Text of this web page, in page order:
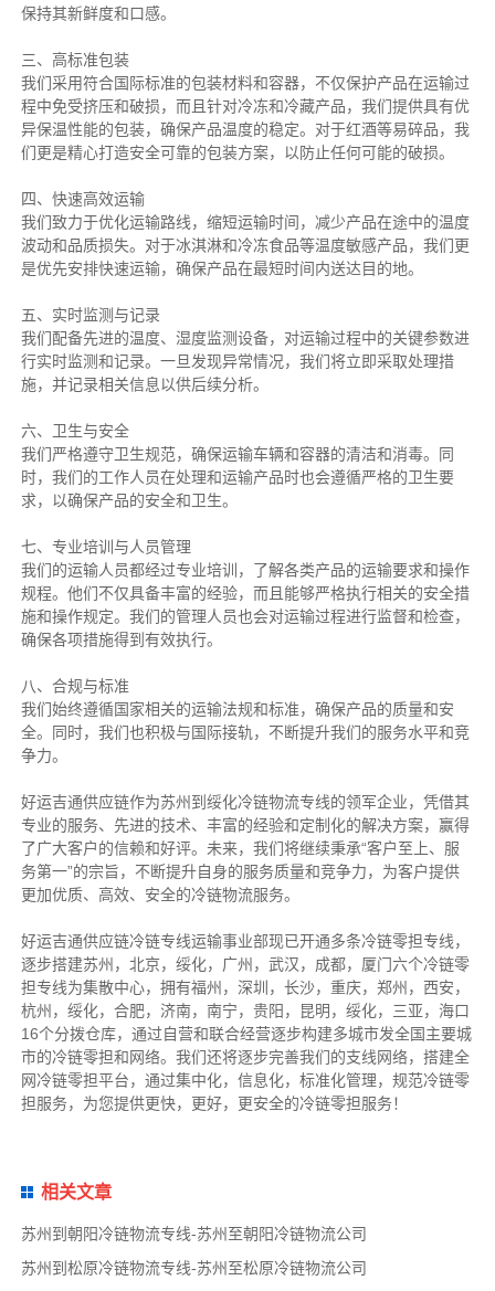
保持其新鲜度和口感。
三、高标准包装
我们采用符合国际标准的包装材料和容器，不仅保护产品在运输过
程中免受挤压和破损，而且针对冷冻和冷藏产品，我们提供具有优
异保温性能的包装，确保产品温度的稳定。对于红酒等易碎品，我
们更是精心打造安全可靠的包装方案，以防止任何可能的破损。
四、快速高效运输
我们致力于优化运输路线，缩短运输时间，减少产品在途中的温度
波动和品质损失。对于冰淇淋和冷冻食品等温度敏感产品，我们更
是优先安排快速运输，确保产品在最短时间内送达目的地。
五、实时监测与记录
我们配备先进的温度、湿度监测设备，对运输过程中的关键参数进
行实时监测和记录。一旦发现异常情况，我们将立即采取处理措
施，并记录相关信息以供后续分析。
六、卫生与安全
我们严格遵守卫生规范，确保运输车辆和容器的清洁和消毒。同
时，我们的工作人员在处理和运输产品时也会遵循严格的卫生要
求，以确保产品的安全和卫生。
七、专业培训与人员管理
我们的运输人员都经过专业培训，了解各类产品的运输要求和操作
规程。他们不仅具备丰富的经验，而且能够严格执行相关的安全措
施和操作规定。我们的管理人员也会对运输过程进行监督和检查，
确保各项措施得到有效执行。
八、合规与标准
我们始终遵循国家相关的运输法规和标准，确保产品的质量和安
全。同时，我们也积极与国际接轨，不断提升我们的服务水平和竞
争力。
好运吉通供应链作为苏州到绥化冷链物流专线的领军企业，凭借其
专业的服务、先进的技术、丰富的经验和定制化的解决方案，赢得
了广大客户的信赖和好评。未来，我们将继续秉承“客户至上、服
务第一”的宗旨，不断提升自身的服务质量和竞争力，为客户提供
更加优质、高效、安全的冷链物流服务。
好运吉通供应链冷链专线运输事业部现已开通多条冷链零担专线，
逐步搭建苏州，北京，绥化，广州，武汉，成都，厦门六个冷链零
担专线为集散中心，拥有福州，深圳，长沙，重庆，郑州，西安，
杭州，绥化，合肥，济南，南宁，贵阳，昆明，绥化，三亚，海口
16个分拨仓库，通过自营和联合经营逐步构建多城市发全国主要城
市的冷链零担和网络。我们还将逐步完善我们的支线网络，搭建全
网冷链零担平台，通过集中化，信息化，标准化管理，规范冷链零
担服务，为您提供更快，更好，更安全的冷链零担服务！
相关文章
苏州到朝阳冷链物流专线-苏州至朝阳冷链物流公司
苏州到松原冷链物流专线-苏州至松原冷链物流公司